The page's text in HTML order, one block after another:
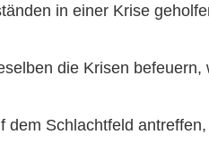
in einer Krise
die Krisen befeuern,
dem Schlachtfeld